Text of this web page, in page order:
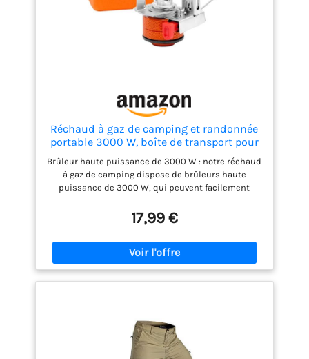
Réchaud à gaz de camping et randonnée
portable 3000 W, boîte de transport pour
cuisine en plein air, pêche, pique-nique,
trekking
Brûleur haute puissance de 3000 W : notre réchaud
à gaz de camping dispose de brûleurs haute
puissance de 3000 W, qui peuvent facilement
fonction de la quantité réelle d'eau), le réchaud de
camping peut également être ajusté à différentes
tailles de flammes dont vous avez besoin. Durable
et fiable : notre réchaud de randonnée est fabriqué
en alliage d'aluminium et en acier inoxydable, qui a
une excellente résistance à la température et à la
la plupart des ustensiles de cuisine et est idéal
pour la cuisine en plein air. Utilisation sûre : ce
réchaud à gaz de camping peut supporter une
17,99 €